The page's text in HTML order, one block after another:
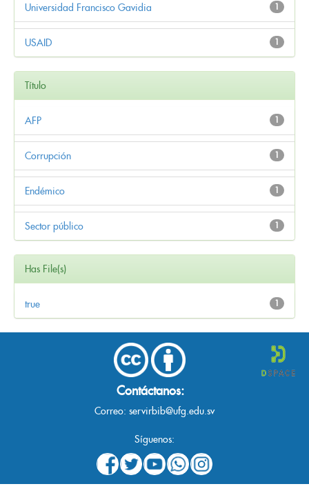
1
Universidad Francisco Gavidia
1
USAID
Título
1
AFP
1
Corrupción
1
Endémico
1
Sector público
Has File(s)
1
true
Contáctanos:
Correo: servirbib@ufg.edu.sv
Síguenos: